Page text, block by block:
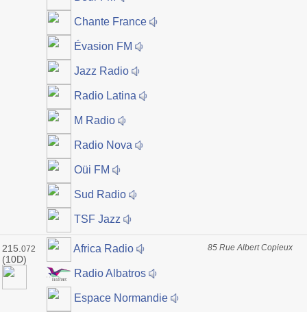
Chante France
Évasion FM
Jazz Radio
Radio Latina
M Radio
Radio Nova
Oüi FM
Sud Radio
TSF Jazz
215. 072
(10D)
Africa Radio
Radio Albatros
Espace Normandie
85 Rue Albert Copieux